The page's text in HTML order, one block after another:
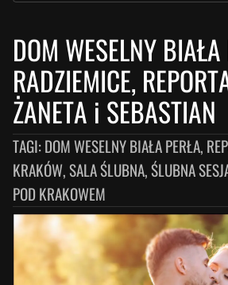
DOM WESELNY BIAŁA
RADZIEMICE,
ŻANETA i SEBASTIAN
TAGI:DOM WESELNY BIAŁA PERŁA,
KRAKÓW, SALA ŚLUBNA, ŚLUBNA
POD KRAKOWEM